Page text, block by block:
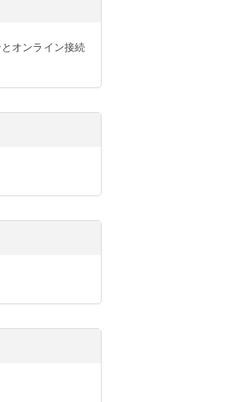
オンライン接続